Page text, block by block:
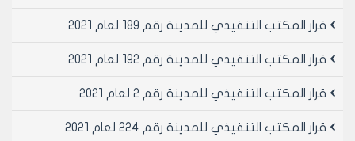
أ‌-إذا كانت العرصة مبنية قبل تطبيق القانون 14 على
لعام 1974.
14. ترى اللجنة انها مشمولة بأحكام القانون 14 ويلزم مالكها
أصولا.
قرار المكتب التنفيذي للمدينة رقم 189 لعام 2021
قرار المكتب التنفيذي للمدينة رقم 192 لعام 2021
قرار المكتب التنفيذي للمدينة رقم 2 لعام 2021
قرار المكتب التنفيذي للمدينة رقم 224 لعام 2021